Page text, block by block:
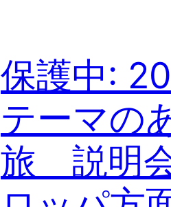
保護中:
テーマの
旅 説明